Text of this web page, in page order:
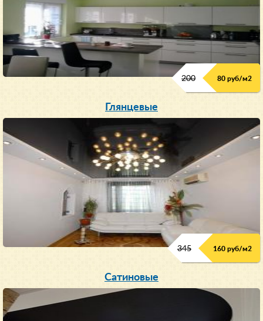
200 80 руб/м2
Глянцевые
345 160 руб/м2
Сатиновые